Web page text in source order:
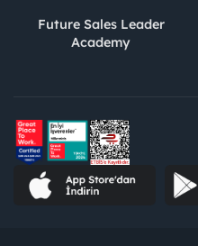
Future Sales Leader
Academy